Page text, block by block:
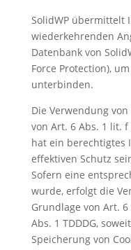
SolidWP übermittelt
wiederkehrenden
Datenbank von
Force Protection),
unterbinden.
Die Verwendung
von Art. 6 Abs. 1 lit.
hat ein berechtigtes
effektiven Schutz
Sofern eine
wurde, erfolgt die
Grundlage von Art. 6
Abs. 1 TDDDG,
Speicherung von